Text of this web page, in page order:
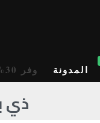
المدونة وفر 30%
ذي